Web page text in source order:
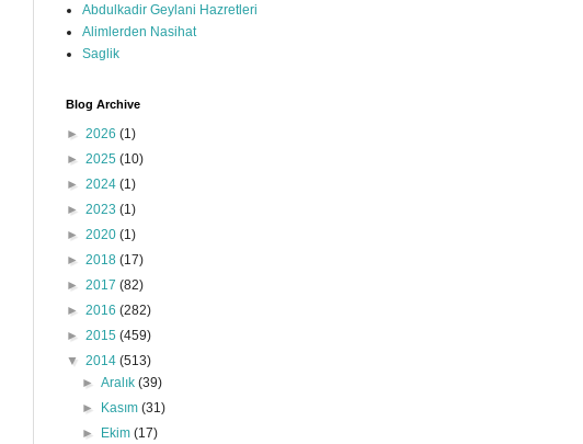
Abdulkadir Geylani Hazretleri
Alimlerden Nasihat
Saglik
Blog Archive
► 2026 (1)
► 2025 (10)
► 2024 (1)
► 2023 (1)
► 2020 (1)
► 2018 (17)
► 2017 (82)
► 2016 (282)
► 2015 (459)
▼ 2014 (513)
►Aralık(39)
►
Kasım(31)
►
Ekim(17)